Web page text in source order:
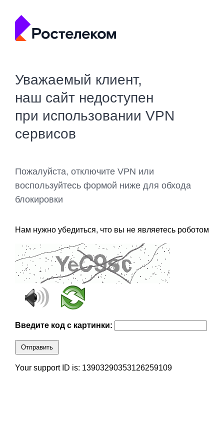
Уважаемый клиент,
наш сайт недоступен
при использовании VPN
сервисов
Пожалуйста, отключите VPN или
воспользуйтесь формой ниже для обхода
блокировки
Нам нужно убедиться, что вы не являетесь роботом
Введите код с картинки:
Отправить
Your support ID is: 13903290353126259109